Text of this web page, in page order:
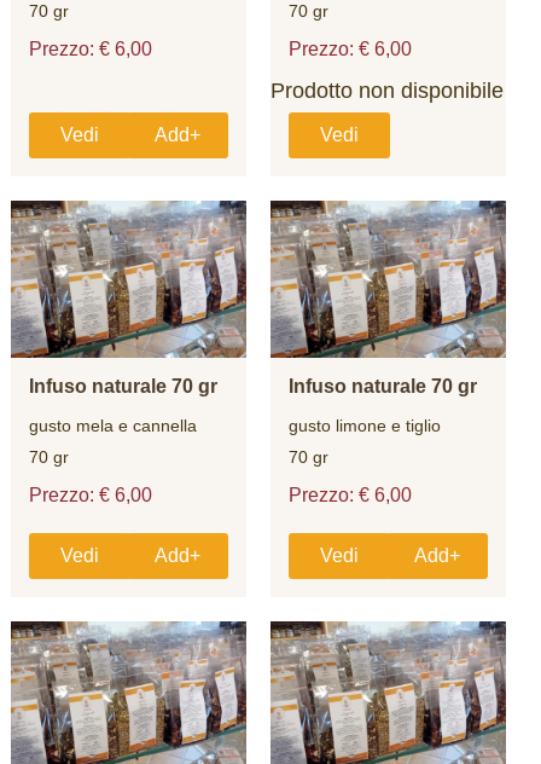
70 gr
Prezzo: € 6,00
Vedi Add+
70 gr
Prezzo: € 6,00
Prodotto non disponibile
Vedi
Infuso naturale 70 gr
gusto mela e cannella
70 gr
Prezzo: € 6,00
Vedi Add+
Infuso naturale 70 gr
gusto limone e tiglio
70 gr
Prezzo: € 6,00
Vedi Add+